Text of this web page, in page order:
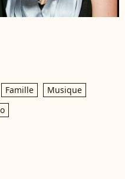
Famille
Musique